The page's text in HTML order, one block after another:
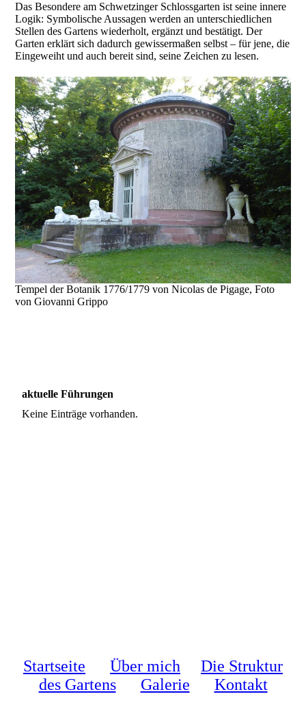
Das Besondere am Schwetzinger Schlossgarten ist seine innere
Logik: Symbolische Aussagen werden an unterschiedlichen
Stellen des Gartens wiederholt, ergänzt und bestätigt. Der
Garten erklärt sich dadurch gewissermaßen selbst – für jene, die
Eingeweiht und auch bereit sind, seine Zeichen zu lesen.
Tempel der Botanik 1776/1779 von Nicolas de Pigage, Foto
von Giovanni Grippo
aktuelle Führungen
Keine Einträge vorhanden.
Startseite Über mich
Die Struktur
des Gartens
Galerie Kontakt